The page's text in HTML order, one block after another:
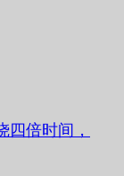
四倍时间，